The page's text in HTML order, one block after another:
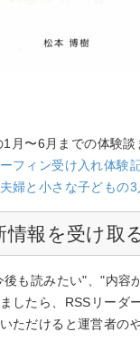
月〜6月までの体験談
フィン受け入れ体験
婦と小さな子どもの3
情報を受け取
後も読みたい"、"内容
したら、RSSリーダ
ただけると運営者の